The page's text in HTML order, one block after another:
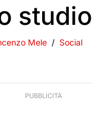
studio
Mele Social